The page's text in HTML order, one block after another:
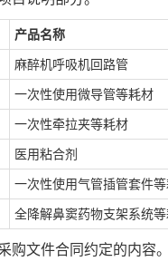
产品名称
麻醉机呼吸机回路管
一次性使用微导管等耗材
一次性牵拉夹等耗材
医用粘合剂
一次性使用气管插管套件
全降解鼻窦药物支架系统
购文件合同约定的内容。